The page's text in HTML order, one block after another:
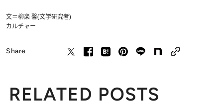
文＝柳楽 馨(文学研究者)
カルチャー
Share
RELATED POSTS